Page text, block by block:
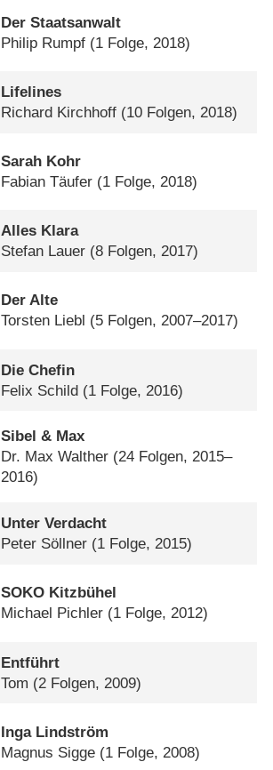
Der Staatsanwalt
Philip Rumpf (1 Folge, 2018)
Lifelines
Richard Kirchhoff (10 Folgen, 2018)
Sarah Kohr
Fabian Täufer (1 Folge, 2018)
Alles Klara
Stefan Lauer (8 Folgen, 2017)
Der Alte
Torsten Liebl (5 Folgen, 2007–2017)
Die Chefin
Felix Schild (1 Folge, 2016)
Sibel & Max
Dr. Max Walther (24 Folgen, 2015–
2016)
Unter Verdacht
Peter Söllner (1 Folge, 2015)
SOKO Kitzbühel
Michael Pichler (1 Folge, 2012)
Entführt
Tom (2 Folgen, 2009)
Inga Lindström
Magnus Sigge (1 Folge, 2008)